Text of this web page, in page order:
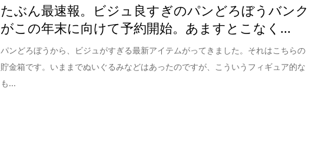
たぶん最速報。ビジュ良すぎのパンどろぼうバンク
がこの年末に向けて予約開始。あますとこなく...
パンどろぼうから、ビジュがすぎる最新アイテムがってきました。それはこちらの
貯金箱です。いままでぬいぐるみなどはあったのですが、こういうフィギュア的な
も...